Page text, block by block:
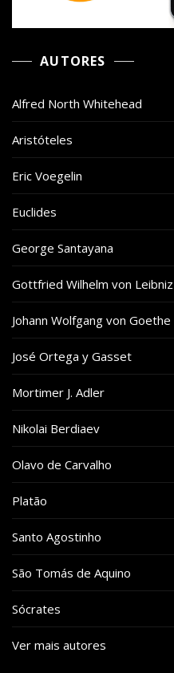
AUTORES
Alfred North Whitehead
Aristóteles
Eric Voegelin
Euclides
George Santayana
Gottfried Wilhelm von Leibniz
Johann Wolfgang von Goethe
José Ortega y Gasset
Mortimer J. Adler
Nikolai Berdiaev
Olavo de Carvalho
Platão
Santo Agostinho
São Tomás de Aquino
Sócrates
Ver mais autores